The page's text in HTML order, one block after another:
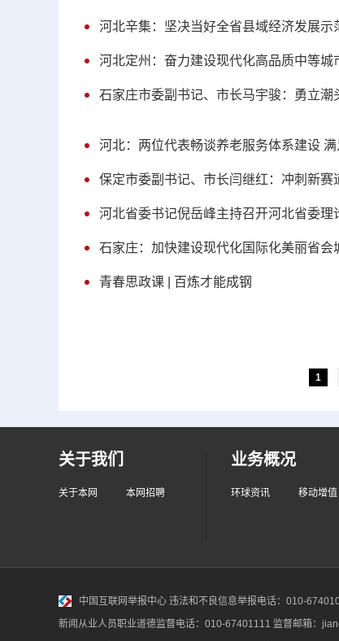
河北辛集：坚决当好全省县域经济发展示
河北定州：奋力建设现代化高品质中等城
石家庄市委副书记、市长马宇骏：勇立潮
河北：两位代表畅谈养老服务体系建设
保定市委副书记、市长闫继红：冲刺新
河北省委书记倪岳峰主持召开河北省委理
石家庄：加快建设现代化国际化美丽省会
青春思政课 | 百炼才能成钢
1
关于我们
关于本网 本网招聘
业务概况
环球资讯 移动增值
中国互联网举报中心 违法和不良信息举报电话：010-
新闻从业人员职业道德监督电话：010-67401111 监督邮箱：